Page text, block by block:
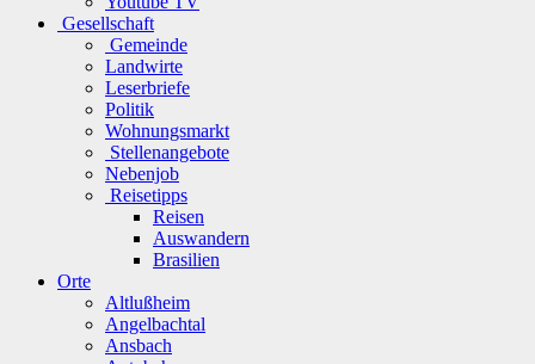
Gesellschaft
Gemeinde
Landwirte
Leserbriefe
Politik
Wohnungsmarkt
Stellenangebote
Nebenjob
Reisetipps
Reisen
Auswandern
Brasilien
Orte
Altlußheim
Angelbachtal
Ansbach